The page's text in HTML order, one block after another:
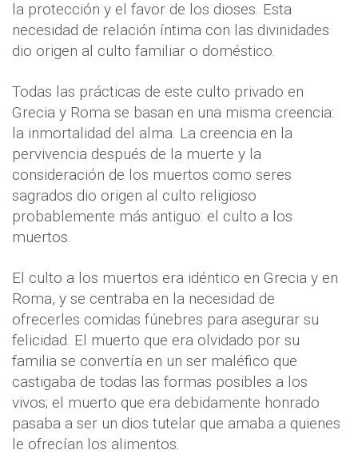
la protección y el favor de los dioses. Esta
necesidad de relación íntima con las divinidades
dio origen al culto familiar o doméstico.
Todas las prácticas de este culto privado en
Grecia y Roma se basan en una misma creencia:
la inmortalidad del alma. La creencia en la
pervivencia después de la muerte y la
consideración de los muertos como seres
sagrados dio origen al culto religioso
probablemente más antiguo: el culto a los
muertos.
El culto a los muertos era idéntico en Grecia y en
Roma, y se centraba en la necesidad de
ofrecerles comidas fúnebres para asegurar su
felicidad. El muerto que era olvidado por su
familia se convertía en un ser maléfico que
castigaba de todas las formas posibles a los
vivos; el muerto que era debidamente honrado
pasaba a ser un dios tutelar que amaba a quienes
le ofrecían los alimentos.